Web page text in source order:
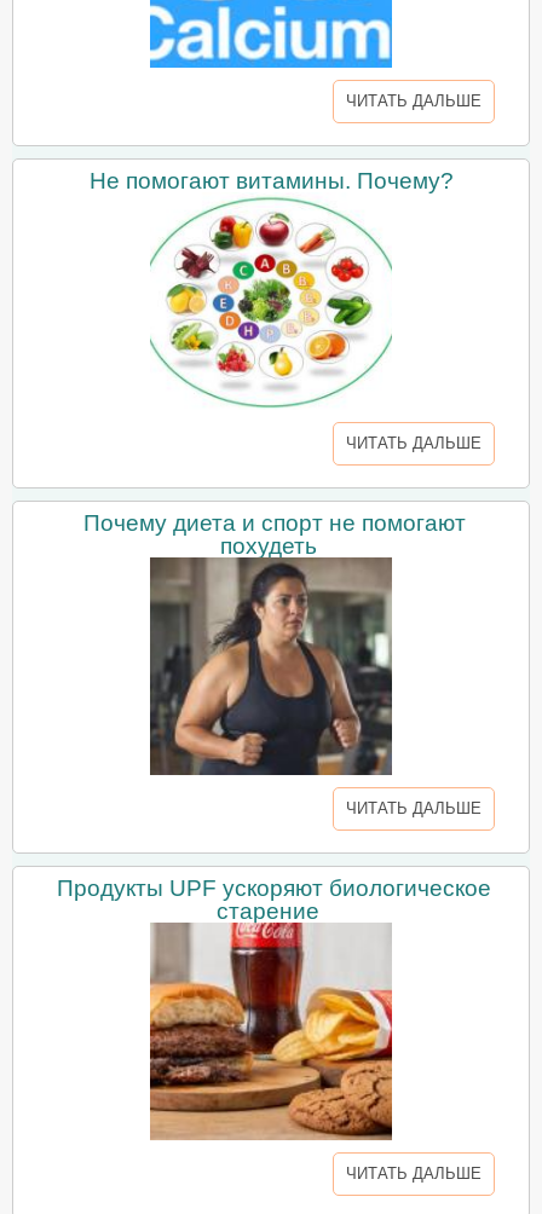
ЧИТАТЬ ДАЛЬШЕ
Не помогают витамины. Почему?
ЧИТАТЬ ДАЛЬШЕ
Почему диета и спорт не помогают
похудеть
ЧИТАТЬ ДАЛЬШЕ
Продукты UPF ускоряют биологическое
старение
ЧИТАТЬ ДАЛЬШЕ